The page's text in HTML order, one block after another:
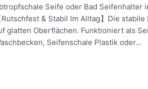
Seife oder Bad Seifenhalter
Rutschfest & Stabil Im Alltag】Die
glatten Oberflächen. Funktioniert als
Seifenschale Plastik oder...